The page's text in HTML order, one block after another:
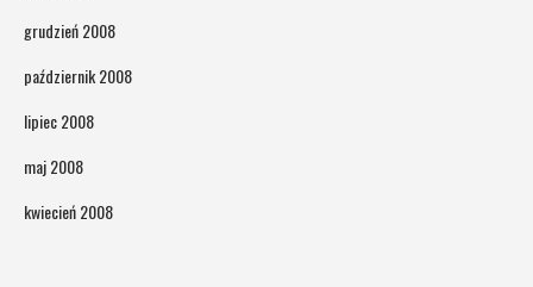
grudzień 2008
październik 2008
lipiec 2008
maj 2008
kwiecień 2008